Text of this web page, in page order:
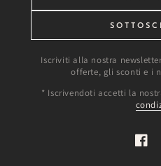
Modalità
l'e-
Iscriviti alla nostra
offerte, gli sconti e i
* Iscrivendoti accetti la